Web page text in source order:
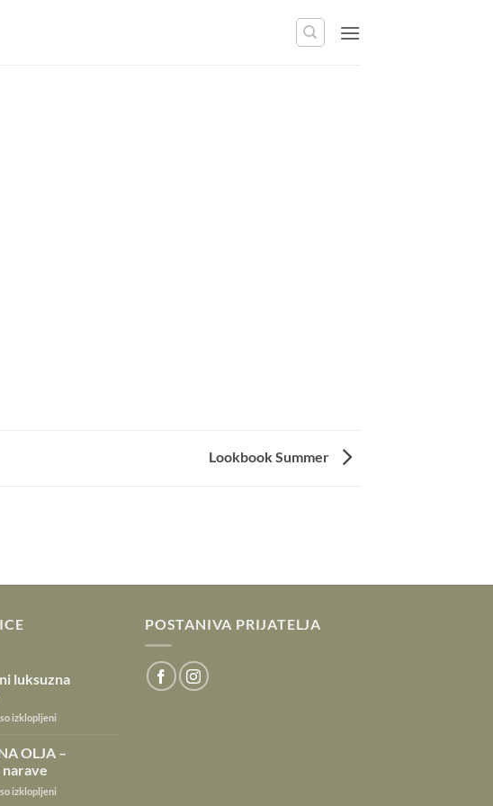
Lookbook Summer
luksuzna
izklopljeni
OLJA –
izklopljeni
POSTANIVA PRIJATELJA